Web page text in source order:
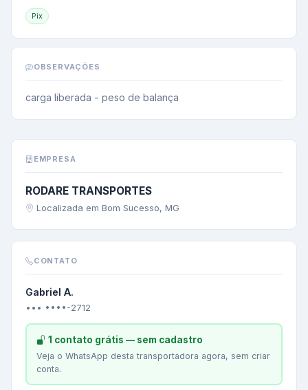
Pix
OBSERVAÇÕES
carga liberada - peso de balança
EMPRESA
RODARE TRANSPORTES
Localizada em Bom Sucesso, MG
CONTATO
Gabriel A.
••• ••••-2712
1 contato grátis — sem cadastro
Veja o WhatsApp desta transportadora agora, sem criar
conta.